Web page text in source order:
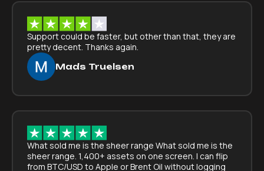
Support could be faster, but other than that, they are
pretty decent. Thanks again.
Mads Truelsen
What sold me is the sheer range What sold me is the
sheer range. 1,400+ assets on one screen. I can flip
from BTC/USD to Apple or Brent Oil without logging